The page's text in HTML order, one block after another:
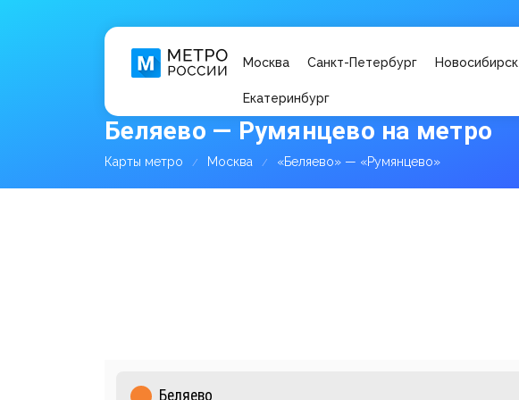
Москва Санкт-Петербург Новосибирск
Екатеринбург
Беляево — Румянцево на метро
Карты метро Москва «Беляево» — «Румянцево»